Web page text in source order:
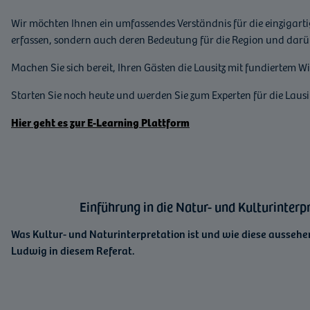
Wir möchten Ihnen ein umfassendes Verständnis für die
erfassen, sondern auch deren Bedeutung für die Region und
Machen Sie sich bereit, Ihren Gästen die Lausitz mit fundiertem
Starten Sie noch heute und werden Sie zum Experten für die
Hier geht es zur E-Learning Plattform
Einführung in die Natur- und
Was Kultur- und Naturinterpretation ist und wie diese
Ludwig in diesem Referat.